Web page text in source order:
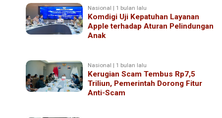
Nasional | 1 bulan lalu
Komdigi Uji Kepatuhan Layanan
Apple terhadap Aturan Pelindungan
Anak
Nasional | 1 bulan lalu
Kerugian Scam Tembus Rp7,5
Triliun, Pemerintah Dorong Fitur
Anti-Scam